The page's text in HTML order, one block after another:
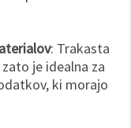
: Trakasta
je idealna za
ki morajo